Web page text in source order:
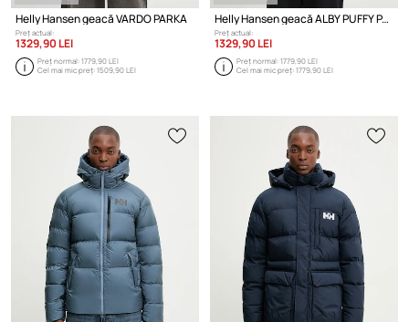
Helly Hansen geacă VARDO PARKA
Preț actual:
1329,90 LEI
Preț normal:1779,90 LEI
Cel mai mic preț:1509,90 LEI
Helly Hansen geacă ALBY PUFFY PARKA
Preț actual:
1329,90 LEI
Preț normal:1779,90 LEI
Cel mai mic preț:1779,90 LEI